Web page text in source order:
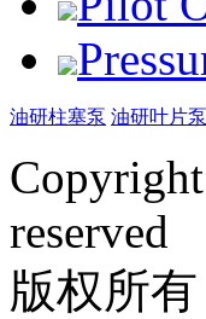
油研柱塞泵 油研叶片泵
reserved
版权所